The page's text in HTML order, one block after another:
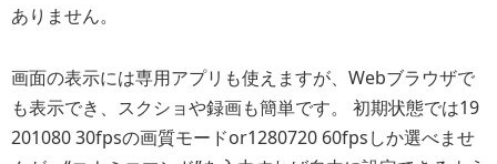
ありません。
画面の表示には専用アプリも使えますが、Webブラウザで
も表示でき、スクショや録画も簡単です。 初期状態では19
201080 30fpsの画質モードor1280720 60fpsしか選べませ